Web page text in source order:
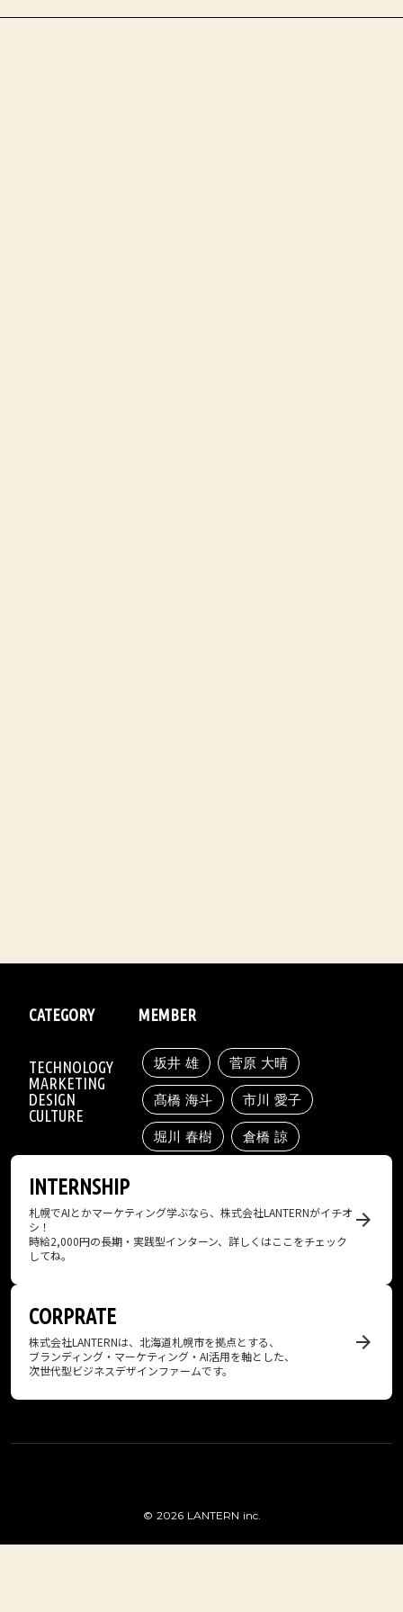
CATEGORY
TECHNOLOGY
MARKETING
DESIGN
CULTURE
MEMBER
坂井 雄 菅原 大晴
髙橋 海斗 市川 愛子
堀川 春樹 倉橋 諒
INTERNSHIP
札幌でAIとかマーケティング学ぶなら、株式会社LANTERNがイチオ
シ！
時給2,000円の長期・実践型インターン、詳しくはここをチェック
してね。
arrow_forward
CORPRATE
株式会社LANTERNは、北海道札幌市を​拠点と​する、
​ブランディング・マーケティング・AI活用を​軸とした​、
次世代型ビジネスデザインファームです。
arrow_forward
© 2026 LANTERN inc.